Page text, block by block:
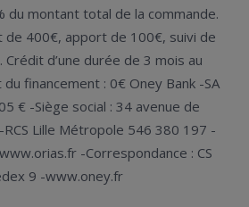
du montant total de la commande.
de 400€, apport de 100€, suivi de
d’une durée de 3 mois au
financement : 0€ Oney Bank -SA
€ -Siège social : 34 avenue de
RCS Lille Métropole 546 380 197 -
-Correspondance : CS
9 -www.oney.fr